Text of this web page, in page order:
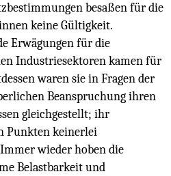
besaßen für die
keine Gültigkeit.
Erwägungen für die
Industriesektoren kamen für
waren sie in Fragen der
Beanspruchung ihren
gleichgestellt; ihr
Punkten keinerlei
wieder hoben die
Belastbarkeit und